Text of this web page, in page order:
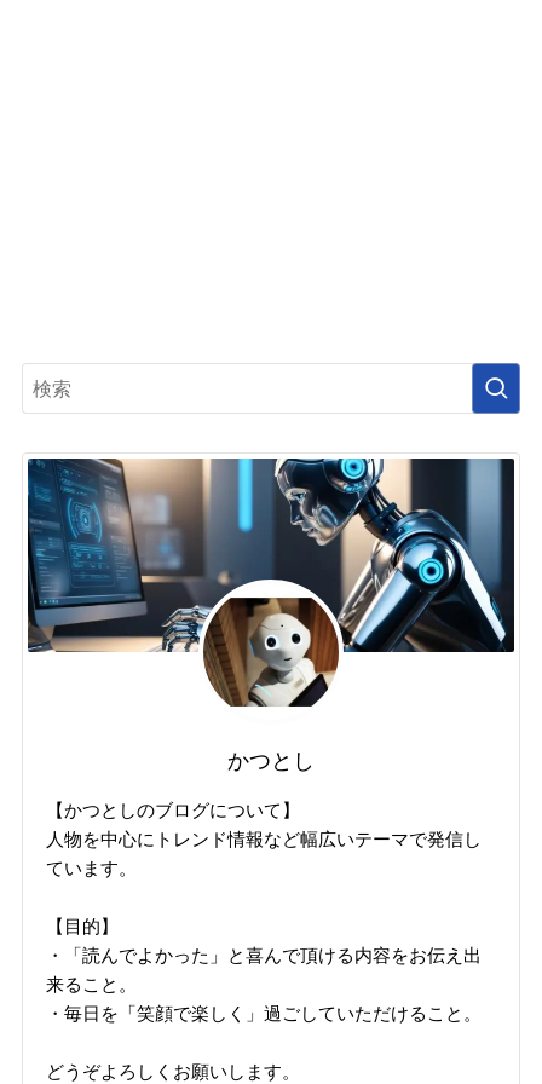
かつとし
【かつとしのブログについて】
人物を中心にトレンド情報など幅広いテーマで発信し
ています。
【目的】
・「読んでよかった」と喜んで頂ける内容をお伝え出
来ること。
・毎日を「笑顔で楽しく」過ごしていただけること。
どうぞよろしくお願いします。